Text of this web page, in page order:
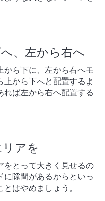
、左から右へ
から下に、左から右へモ
上から下へと配置するよ
れば左から右へ配置する
アを
をとって大きく見せるの
に隙間があるからといっ
はやめましょう。